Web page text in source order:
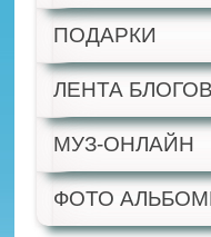
ПОДАРКИ
ЛЕНТА БЛОГОВ
МУЗ-ОНЛАЙН
ФОТО